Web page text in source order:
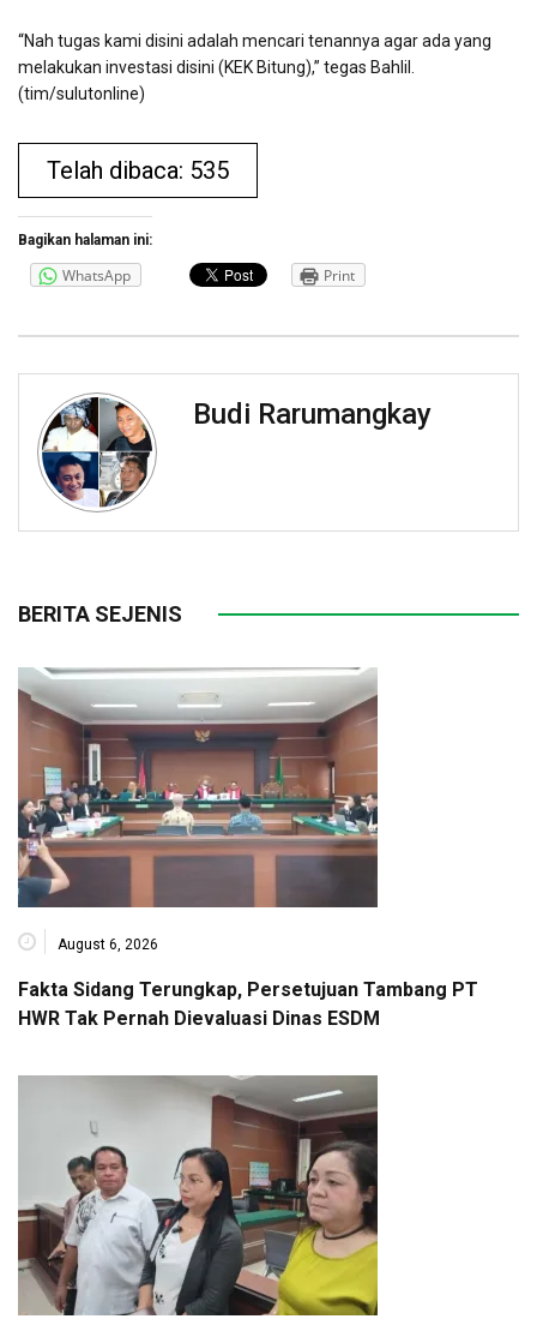
“Nah tugas kami disini adalah mencari tenannya agar ada yang
melakukan investasi disini (KEK Bitung),” tegas Bahlil.
(tim/sulutonline)
Telah dibaca: 535
Bagikan halaman ini:
WhatsApp Print
Budi Rarumangkay
BERITA SEJENIS
August 6, 2026
Fakta Sidang Terungkap, Persetujuan Tambang PT
HWR Tak Pernah Dievaluasi Dinas ESDM